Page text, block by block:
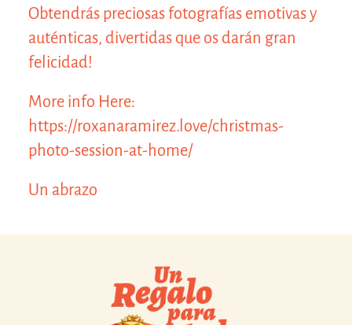
Obtendrás preciosas fotografías emotivas y
auténticas, divertidas que os darán gran
felicidad!
More info Here:
https://roxanaramirez.love/christmas-
photo-session-at-home/
Un abrazo